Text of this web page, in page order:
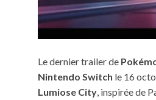
Le dernier trailer de
Nintendo Switch le 16
Lumiose City , inspirée de